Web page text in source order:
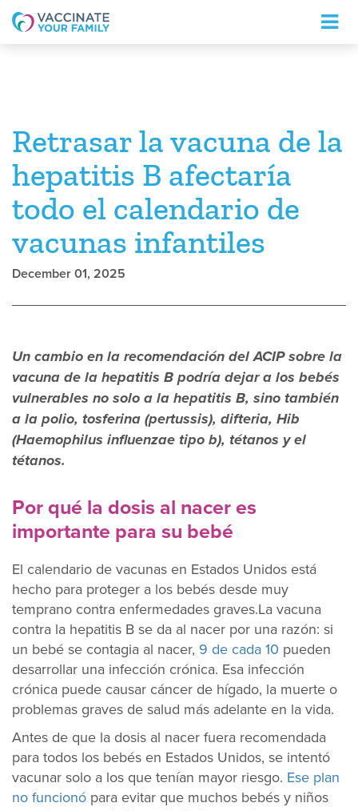
Logo
Retrasar la vacuna de la
hepatitis B afectaría
todo el calendario de
vacunas infantiles
December 01, 2025
Un cambio en la recomendación del ACIP sobre la
vacuna de la hepatitis B podría dejar a los bebés
vulnerables no solo a la hepatitis B, sino también
a la polio, tosferina (pertussis), difteria, Hib
(Haemophilus influenzae tipo b), tétanos y el
tétanos.
Por qué la dosis al nacer es
importante para su bebé
El calendario de vacunas en Estados Unidos está
hecho para proteger a los bebés desde muy
temprano contra enfermedades graves.La vacuna
contra la hepatitis B se da al nacer por una razón: si
un bebé se contagia al nacer, 9 de cada 10 pueden
desarrollar una infección crónica. Esa infección
crónica puede causar cáncer de hígado, la muerte o
problemas graves de salud más adelante en la vida.
Antes de que la dosis al nacer fuera recomendada
para todos los bebés en Estados Unidos, se intentó
vacunar solo a los que tenían mayor riesgo. Ese plan
no funcionó para evitar que muchos bebés y niños